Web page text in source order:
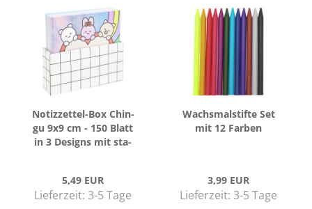
Notizzettel-​​Box Chin­
gu 9x9 cm - 150 Blatt
in 3 De­signs mit sta­
5,49 EUR
Lieferzeit: 3-5 Tage
Wachs­mal­stif­te Set
mit 12 Far­ben
3,99 EUR
Lieferzeit: 3-5 Tage